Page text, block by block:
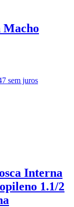
Macho
sem juros
Interna
1.1/2